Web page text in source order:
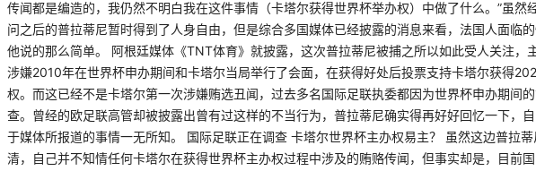
传闻都是编造的，我仍然不明白我在这件事情（卡塔尔获得世界杯举办权）中做了什么。”虽然
问之后的普拉蒂尼暂时得到了人身自由，但是综合多国媒体已经披露的消息来看，法国人面临
他说的那么简单。 阿根廷媒体《TNT体育》就披露，这次普拉蒂尼被捕之所以如此受人关注，
涉嫌2010年在世界杯申办期间和卡塔尔当局举行了会面，在获得好处后投票支持卡塔尔获得
权。而这已经不是卡塔尔第一次涉嫌贿选丑闻，过去多名国际足联执委都因为世界杯申办期间
查。曾经的欧足联高管却被披露出曾有过这样的不当行为，普拉蒂尼确实得再好好回忆一下，
于媒体所报道的事情一无所知。 国际足联正在调查 卡塔尔世界杯主办权易主？ 虽然这边普拉
清，自己并不知情任何卡塔尔在获得世界杯主办权过程中涉及的贿赂传闻，但事实却是，目前